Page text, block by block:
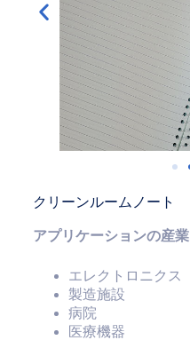
クリーンルームノート
アプリケーションの産業
エレクトロニクス
製造施設
病院
医療機器